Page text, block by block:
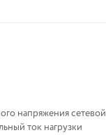
напряжения сетевой
ток нагрузки